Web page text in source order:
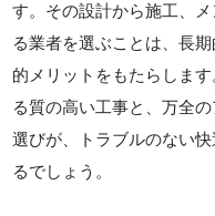
す。その設計から施工、
る業者を選ぶことは、長
的メリットをもたらしま
る質の高い工事と、万全
選びが、トラブルのない
るでしょう。